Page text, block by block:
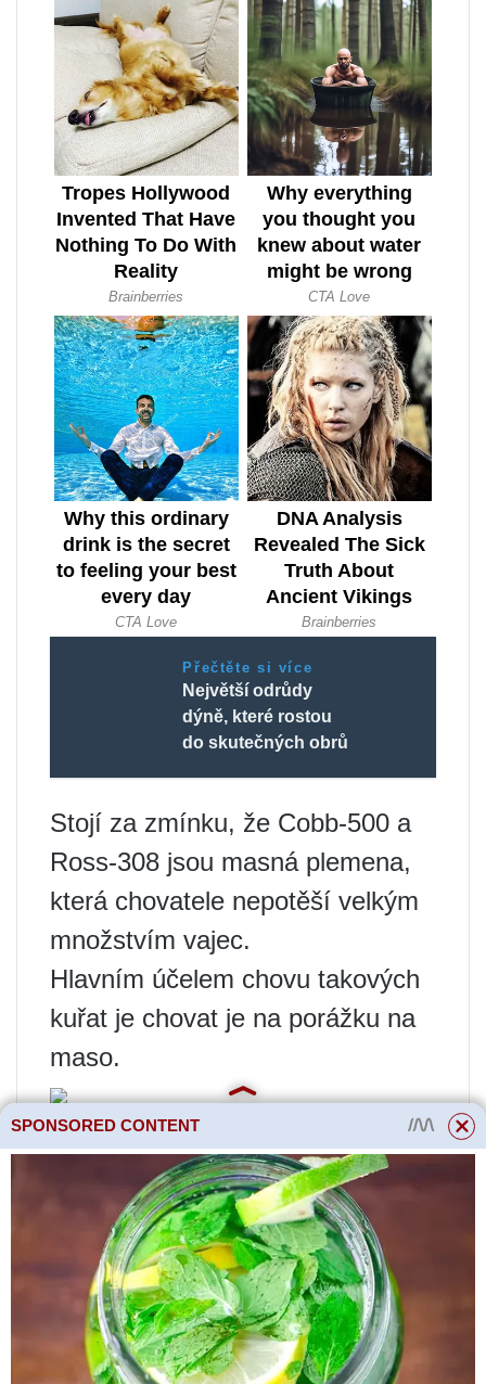
Přečtěte si více
Největší odrůdy
dýně, které rostou
do skutečných obrů
Stojí za zmínku, že Cobb-500 a
Ross-308 jsou masná plemena,
která chovatele nepotěší velkým
množstvím vajec.
Hlavním účelem chovu takových
kuřat je chovat je na porážku na
maso.
Naše společnost prodává mladé
nosnice po celém Rusku již 14
let. Za tuto dobu jsme dodali
drůbež více než 80 000
zákazníkům.
Velký výběr
SPONSORED CONTENT